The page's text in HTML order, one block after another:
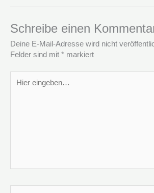
Schreibe einen
Deine E-Mail-Adresse wird nicht
Felder sind mit * markiert
eingeben…